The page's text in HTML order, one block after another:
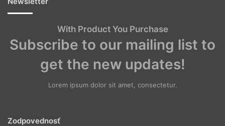
With Product You Purchase
Subscribe to our mailing list to
get the new updates!
Lorem ipsum dolor sit amet, consectetur.
Zodpovednosť